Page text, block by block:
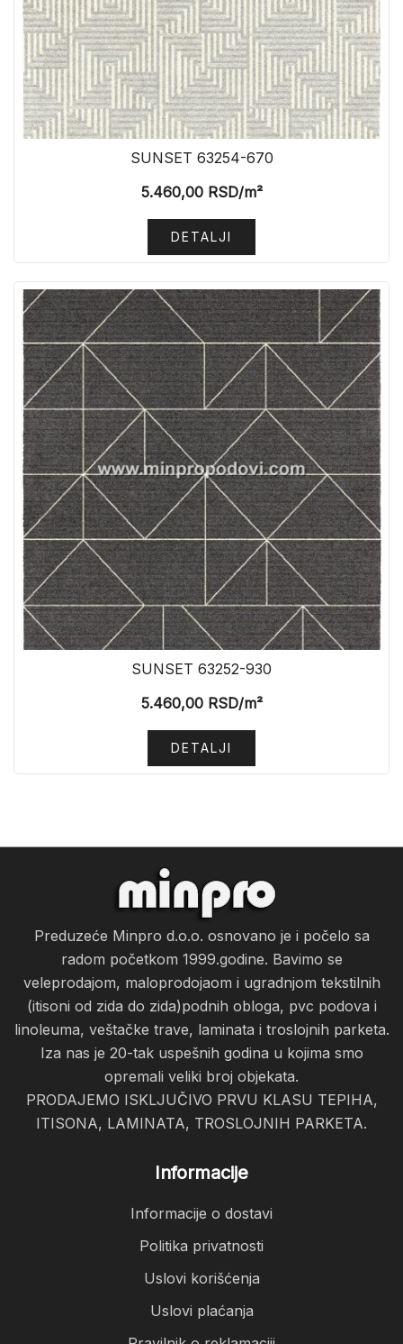
SUNSET 63254-670
5.460,00RSD/m²
DETALJI
SUNSET 63252-930
5.460,00RSD/m²
DETALJI
Preduzeće Minpro d.o.o. osnovano je i počelo sa
radom početkom 1999.godine. Bavimo se
veleprodajom, maloprodojaom i ugradnjom tekstilnih
(itisoni od zida do zida)podnih obloga, pvc podova i
linoleuma, veštačke trave, laminata i troslojnih parketa.
Iza nas je 20-tak uspešnih godina u kojima smo
opremali veliki broj objekata.
PRODAJEMO ISKLJUČIVO PRVU KLASU TEPIHA,
ITISONA, LAMINATA, TROSLOJNIH PARKETA.
Informacije
Informacije o dostavi
Politika privatnosti
Uslovi korišćenja
Uslovi plaćanja